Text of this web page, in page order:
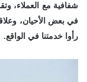
شفافية مع العملاء،
في بعض الأحيان،
رأوا خدمتنا في الواقع.